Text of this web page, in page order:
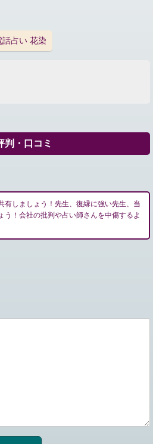
話占い 花染
判・口コミ
有しましょう！先生、復縁に強い先生、当
！会社の批判や占い師さんを中傷するよ